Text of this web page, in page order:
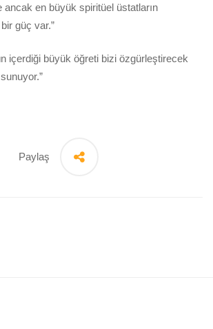
ancak en büyük spiritüel üstatların
güç var.”
içerdiği büyük öğreti bizi özgürleştirecek
Paylaş